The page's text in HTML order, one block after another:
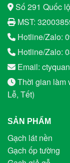
Số 291 Quốc
MST:
Hotline/Zalo:
Hotline/Zalo:
Email:
Thời gian làm
Lễ, Tết)
SẢN PHẨM
Gạch lát nền
Gạch ốp tường